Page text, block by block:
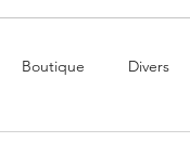
Boutique Divers